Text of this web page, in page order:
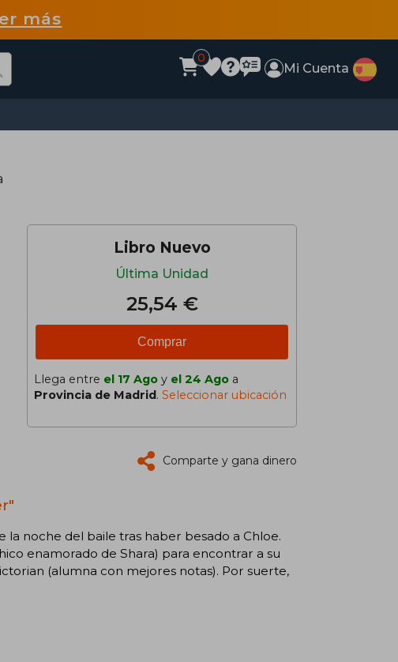
más
0
Mi Cuenta
Libro Nuevo
Última Unidad
25,54 €
Comprar
Llega entre el 17 Ago y el 24 Ago a
Provincia de Madrid. Seleccionar ubicación
Comparte y gana dinero
la noche del baile tras haber besado a Chloe.
enamorado de Shara) para encontrar a su
(alumna con mejores notas). Por suerte,